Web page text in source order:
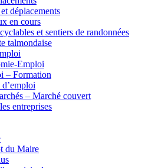
déplacements
en cours
et sentiers de randonnées
talmondaise
Emploi
– Formation
– Marché couvert
entreprises
du Maire